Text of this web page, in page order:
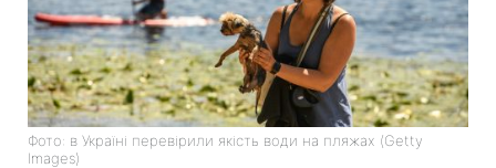
Фото: в Україні перевірили якість води на пляжах (Getty
Images)